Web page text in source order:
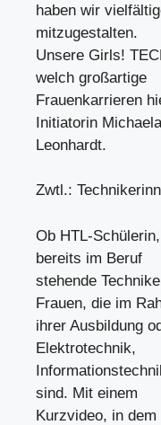
haben wir
mitzugestalten.
Unsere Girls!
welch großartige
Frauenkarrieren
Initiatorin Michaela
Leonhardt.
Zwtl.:
Ob HTL-
bereits im Beruf
stehende
Frauen, die im
ihrer Ausbildung
Elektrotechnik,
sind. Mit einem
Kurzvideo, in